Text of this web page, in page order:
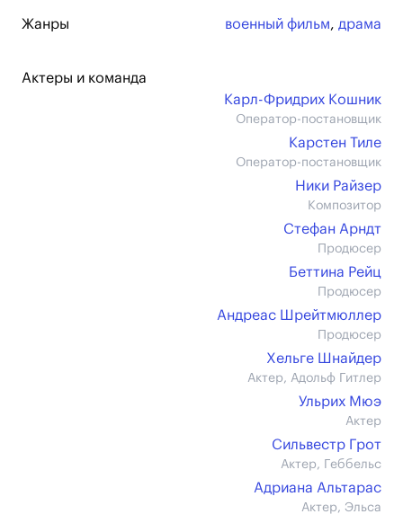
Жанры военный фильм, драма
Актеры и команда
Карл-Фридрих Кошник
Оператор-постановщик
Карстен Тиле
Оператор-постановщик
Ники Райзер
Композитор
Стефан Арндт
Продюсер
Беттина Рейц
Продюсер
Андреас Шрейтмюллер
Продюсер
Хельге Шнайдер
Актер, Адольф Гитлер
Ульрих Мюэ
Актер
Сильвестр Грот
Актер, Геббельс
Адриана Альтарас
Актер, Эльса